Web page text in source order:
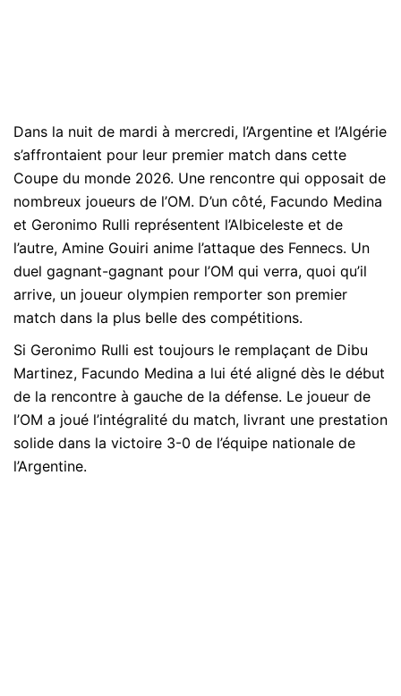
Dans la nuit de mardi à mercredi, l’Argentine et l’Algérie
s’affrontaient pour leur premier match dans cette
Coupe du monde 2026. Une rencontre qui opposait de
nombreux joueurs de l’OM. D’un côté, Facundo Medina
et Geronimo Rulli représentent l’Albiceleste et de
l’autre, Amine Gouiri anime l’attaque des Fennecs. Un
duel gagnant-gagnant pour l’OM qui verra, quoi qu’il
arrive, un joueur olympien remporter son premier
match dans la plus belle des compétitions.
Si Geronimo Rulli est toujours le remplaçant de Dibu
Martinez, Facundo Medina a lui été aligné dès le début
de la rencontre à gauche de la défense. Le joueur de
l’OM a joué l’intégralité du match, livrant une prestation
solide dans la victoire 3-0 de l’équipe nationale de
l’Argentine.